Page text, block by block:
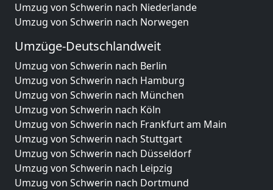
Umzug von Schwerin nach Niederlande
Umzug von Schwerin nach Norwegen
Umzüge-Deutschlandweit
Umzug von Schwerin nach Berlin
Umzug von Schwerin nach Hamburg
Umzug von Schwerin nach München
Umzug von Schwerin nach Köln
Umzug von Schwerin nach Frankfurt am Main
Umzug von Schwerin nach Stuttgart
Umzug von Schwerin nach Düsseldorf
Umzug von Schwerin nach Leipzig
Umzug von Schwerin nach Dortmund